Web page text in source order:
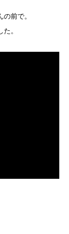
前で。
。